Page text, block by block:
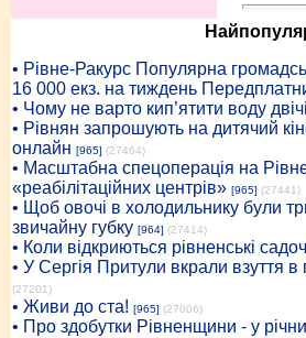
• Рiвне-Ракурс Популярна
16 000 екз. на тиждень
• Чому не варто кип’ятити воду двічі
• Рівнян запрошують на дитячий
онлайн [965] (27464)
• Масштабна спецоперація на
«реабілітаційних центрів» [965] (27441)
• Щоб овочі в холодильнику були
звичайну губку [964] (27414)
• Коли відкриються рівненські
• У Сергія Притули вкрали взуття в
(27201)
• Живи до ста! [965] (27006)
• Про здобутки Рівненщини - у